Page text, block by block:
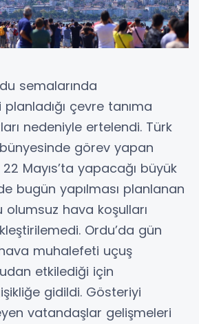
semalarında
çevre tanıma
nedeniyle ertelendi. Türk
görev yapan
Mayıs’ta yapacağı büyük
bugün yapılması planlanan
olumsuz hava koşulları
Ordu’da gün
muhalefeti uçuş
etkilediği için
gidildi. Gösteriyi
vatandaşlar gelişmeleri